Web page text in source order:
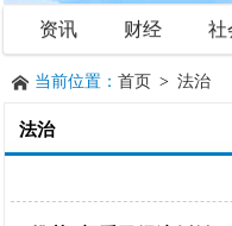
资讯 财经 社
当前位置： 首页 > 法治
法治